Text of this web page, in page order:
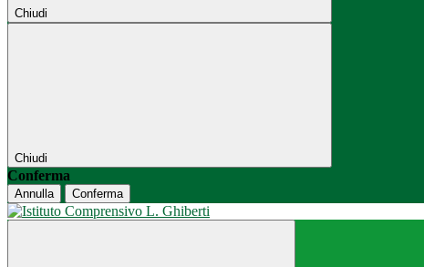
Chiudi
Chiudi
Conferma
Annulla Conferma